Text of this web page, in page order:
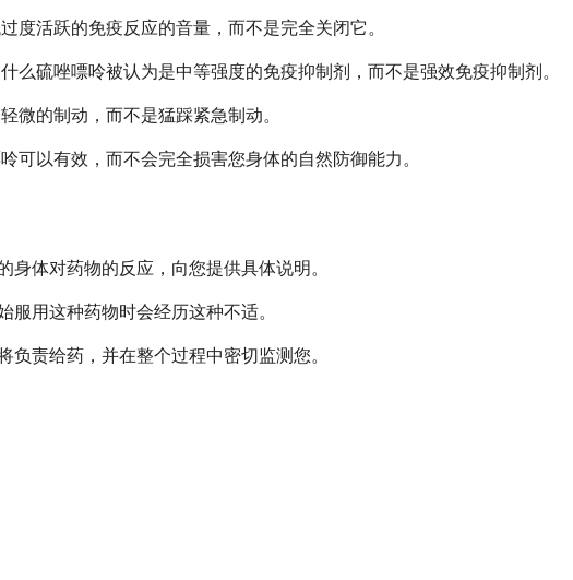
度活跃的免疫反应的音量，而不是完全关闭它。
硫唑嘌呤被认为是中等强度的免疫抑制剂，而不是强效免疫抑制剂。
微的制动，而不是猛踩紧急制动。
以有效，而不会完全损害您身体的自然防御能力。
体对药物的反应，向您提供具体说明。
用这种药物时会经历这种不适。
责给药，并在整个过程中密切监测您。